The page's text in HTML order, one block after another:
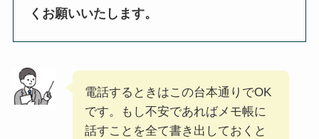
くお願いいたします。
電話するときはこの台本通りでOK
です。もし不安であればメモ帳に
話すことを全て書き出しておくと